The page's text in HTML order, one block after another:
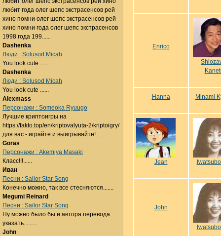
Enrico
Hanna Minami
Jean
John
любит года олег шепс экстрасенсов рей
хино помни олег шепс экстрасенсов рей
хино помни года олег шепс экстрасенсов
1998 года 199......
Dashenka
Люди : Solusod Micah
You look cute ......
Dashenka
Люди : Solusod Micah
You look cute ......
Alexmass
Персонажи : Someoka Ryuugo
Лучшие криптоигры на
https://fakto.top/en/kriptovalyuta-2/kriptoigry/
для вас - играйте и выигрывайте!......
Goras
Персонажи : Akemiya Masaki
Класс!!!......
Иван
Песни : Sailor Star Song
Конечно можно, так все стесняются.......
Megumi Reinard
Песни : Sailor Star Song
Ну можно было бы и автора перевода
указать.........
John